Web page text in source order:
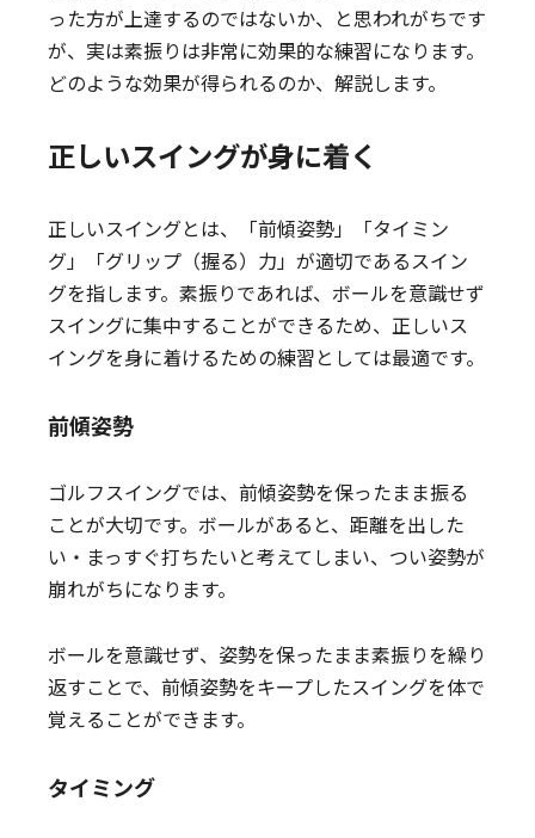
った方が上達するのではないか、と思われがちです
が、実は素振りは非常に効果的な練習になります。
どのような効果が得られるのか、解説します。
正しいスイングが身に着く
正しいスイングとは、「前傾姿勢」「タイミン
グ」「グリップ（握る）力」が適切であるスイン
グを指します。素振りであれば、ボールを意識せず
スイングに集中することができるため、正しいス
イングを身に着けるための練習としては最適です。
前傾姿勢
ゴルフスイングでは、前傾姿勢を保ったまま振る
ことが大切です。ボールがあると、距離を出した
い・まっすぐ打ちたいと考えてしまい、つい姿勢が
崩れがちになります。
ボールを意識せず、姿勢を保ったまま素振りを繰り
返すことで、前傾姿勢をキープしたスイングを体で
覚えることができます。
タイミング